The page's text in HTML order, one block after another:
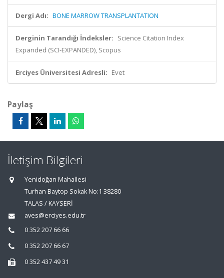
Dergi Adı: BONE MARROW TRANSPLANTATION
Derginin Tarandığı İndeksler: Science Citation Index
Expanded (SCI-EXPANDED), Scopus
Erciyes Üniversitesi Adresli: Evet
Paylaş
İletişim Bilgileri
Yenidoğan Mahallesi
Turhan Baytop Sokak No:1 38280
TALAS / KAYSERİ
aves@erciyes.edu.tr
0 352 207 66 66
0 352 207 66 67
0 352 437 49 31